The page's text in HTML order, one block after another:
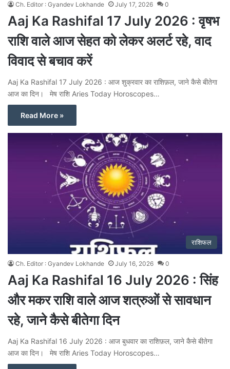
Ch. Editor : Gyandev Lokhande July 17, 2026 0
Aaj Ka Rashifal 17 July 2026 : वृषभ
राशि वाले आज सेहत को लेकर अलर्ट रहे, वाद
विवाद से बचाव करें
Aaj Ka Rashifal 17 July 2026 : आज शुक्रवार का राशिफ़ल, जाने कैसे बीतेगा
आज का दिन। मेष राशि Aries Today Horoscopes…
Read More »
राशिफल
Ch. Editor : Gyandev Lokhande July 16, 2026 0
Aaj Ka Rashifal 16 July 2026 : सिंह
और मकर राशि वाले आज शत्रुओं से सावधान
रहे, जाने कैसे बीतेगा दिन
Aaj Ka Rashifal 16 July 2026 : आज बुधवार का राशिफ़ल, जाने कैसे बीतेगा
आज का दिन। मेष राशि Aries Today Horoscopes…